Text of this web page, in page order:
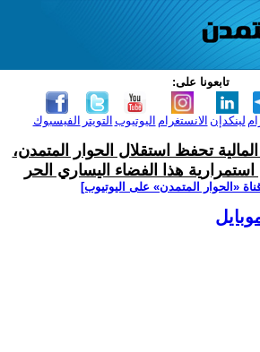
تابعونا على:
الفيسبوك التويتر اليوتيوب الانستغرام لينكدإن
تحفظ استقلال الحوار المتمدن،
هذا الفضاء اليساري الحر
‫«الحوار المتمدن» على اليوتيوب]